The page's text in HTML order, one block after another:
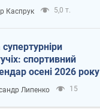
Каспрук 5,0 т.
спортивний
осені 2026 року
Липенко 15